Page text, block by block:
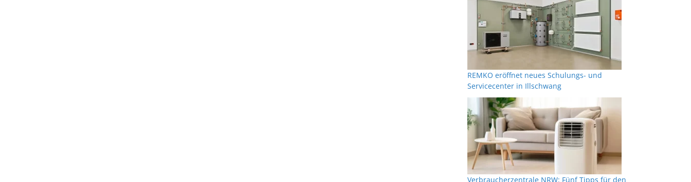
REMKO eröffnet neues Schulungs- und
Servicecenter in Illschwang
Verbraucherzentrale NRW: Fünf Tipps für den